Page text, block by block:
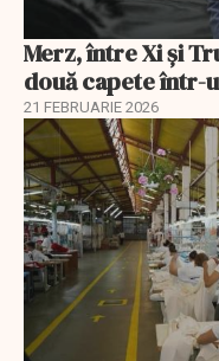
Merz, între Xi și
două capete într-
21 FEBRUARIE 2026